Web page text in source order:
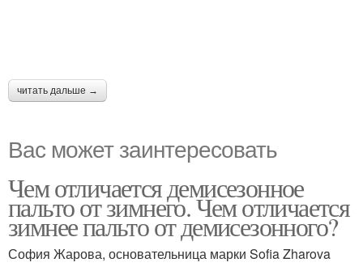
читать дальше →
Вас может заинтересовать
Чем отличается демисезонное
пальто от зимнего. Чем отличается
зимнее пальто от демисезонного?
София Жарова, основательница марки Sofia Zharova